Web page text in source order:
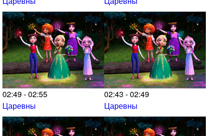
02:49 - 02:55
Царевны
02:43 - 02:49
Царевны